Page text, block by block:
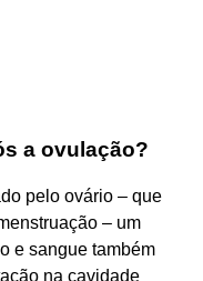
a ovulação?
pelo ovário – que
– um
e sangue também
na cavidade